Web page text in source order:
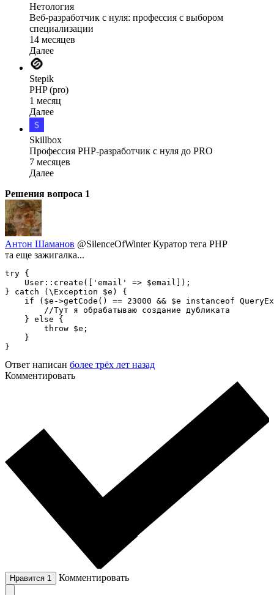
Нетология
Веб-разработчик с нуля: профессия с выбором
специализации
14 месяцев
Далее
Stepik
PHP (pro)
1 месяц
Далее
Skillbox
Профессия PHP-разработчик с нуля до PRO
7 месяцев
Далее
Решения вопроса 1
Антон Шаманов @SilenceOfWinterКуратор тега PHP
та еще зажигалка...
try {
    User::create(['email' => $email]);
} catch (\Exception $e) {
if ($e->getCode() == 23000 && $e instanceof
        //Тут я обрабатываю создание дубликата
    } else {
        throw $e;
    }
}
Ответ написан более трёх лет назад
Комментировать
Нравится 1 Комментировать